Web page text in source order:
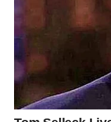
Za njih se smatra
* strpljenje
* kontrolu emocija
* smirenije
* pažljivije